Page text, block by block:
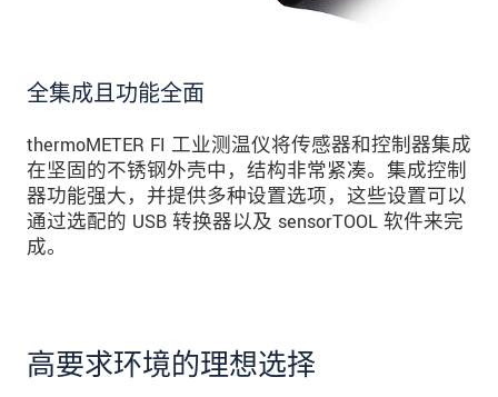
全集成且功能全面
thermoMETER FI 工业测温仪将传感器和控制器集成
在坚固的不锈钢外壳中，结构非常紧凑。集成控制
器功能强大，并提供多种设置选项，这些设置可以
通过选配的 USB 转换器以及 sensorTOOL 软件来完
成。
高要求环境的理想选择